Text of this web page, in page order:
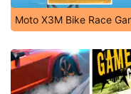
Moto X3M Bike Race